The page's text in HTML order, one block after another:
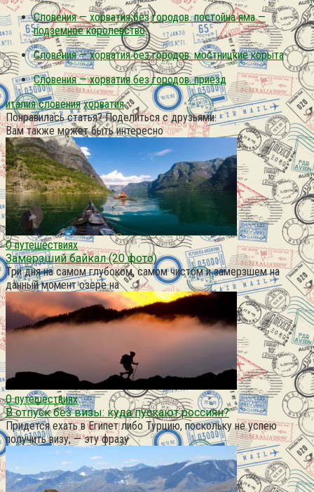
Словения — хорватия без городов. постойна яма —
подземное королевство
Словения — хорватия без городов. мостницкие корыта
Словения — хорватия без городов. приезд
италия словения хорватия
Понравилась статья? Поделиться с друзьями:
Вам также может быть интересно
О путешествиях
Замерзший байкал (20 фото)
Три дня на самом глубоком, самом чистом и замерзшем на
данный момент озере на
О путешествиях
В отпуск без визы: куда пускают россиян?
Придется ехать в Египет либо Турцию, поскольку не успею
получить визу, — эту фразу